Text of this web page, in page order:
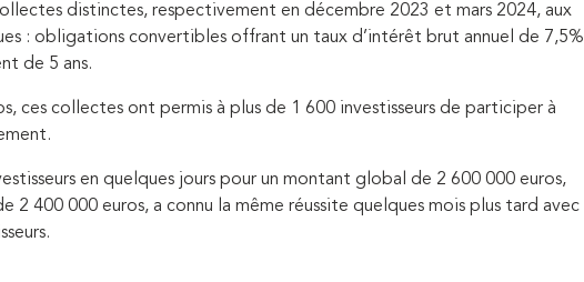
distinctes, respectivement en décembre 2023 et mars 2024, aux
: obligations convertibles offrant un taux d’intérêt brut annuel de 7,5%
de 5 ans.
ces collectes ont permis à plus de 1 600 investisseurs de participer à
en quelques jours pour un montant global de 2 600 000 euros,
2 400 000 euros, a connu la même réussite quelques mois plus tard avec